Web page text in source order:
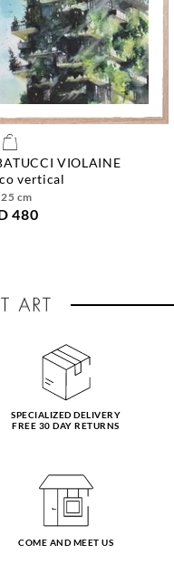
VIOLAINE
vertical
cm
480
SPECIALIZED DELIVERY
FREE 30 DAY RETURNS
COME AND MEET US